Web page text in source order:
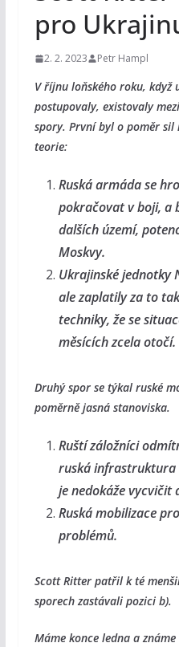
pro
2. 2. 2023 Petr Hampl
V říjnu loňského roku, když
postupovaly, existovaly
spory. První byl o poměr
teorie:
Ruská armáda se
pokračovat v boji, a
dalších území,
Moskvy.
Ukrajinské jednotky
ale zaplatily za to
techniky, že se
měsících zcela otočí.
Druhý spor se týkal ruské
poměrně jasná stanoviska.
Ruští záložníci
ruská infrastruktura
je nedokáže vycvičit
Ruská mobilizace
problémů.
Scott Ritter patřil k té
sporech zastávali pozici b).
Máme konce ledna a